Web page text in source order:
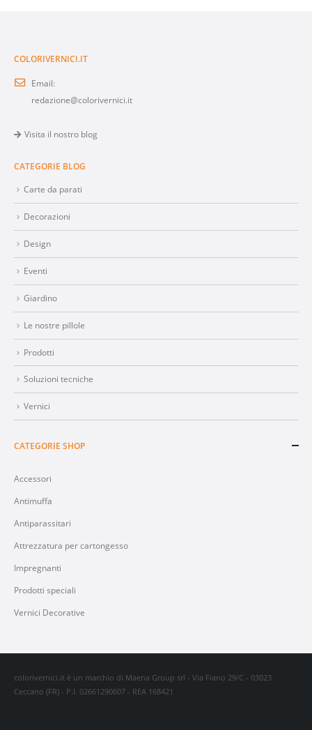
COLORIVERNICI.IT
Email:
redazione@colorivernici.it
Visita il nostro blog
CATEGORIE BLOG
Carte da parati
Decorazioni
Design
Eventi
Giardino
Le nostre pillole
Prodotti
Soluzioni tecniche
Vernici
CATEGORIE SHOP
Accessori
Antimuffa
Antiparassitari
Attrezzatura per cartongesso
Impregnanti
Prodotti speciali
Vernici Decorative
colorivernici.it è un marchio di Maena Group srl - Via Fiano 29/C - 03023
Ceccano (FR) - P.I. 02661290607 - REA 168421